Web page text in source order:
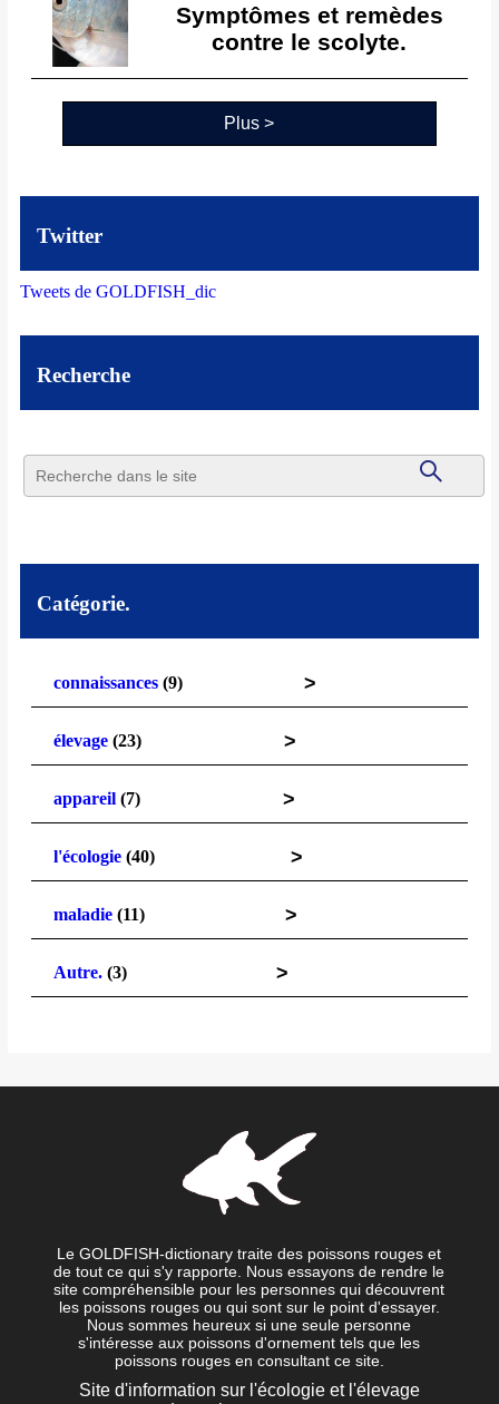
Symptômes et remèdes
contre le scolyte.
Plus >
Twitter
Tweets de GOLDFISH_dic
Recherche
Catégorie.
connaissances(9) >
élevage(23) >
appareil(7) >
l'écologie(40) >
maladie(11) >
Autre.(3) >
Le GOLDFISH-dictionary traite des poissons rouges et
de tout ce qui s'y rapporte. Nous essayons de rendre le
site compréhensible pour les personnes qui découvrent
les poissons rouges ou qui sont sur le point d'essayer.
Nous sommes heureux si une seule personne
s'intéresse aux poissons d'ornement tels que les
poissons rouges en consultant ce site.
Site d'information sur l'écologie et l'élevage